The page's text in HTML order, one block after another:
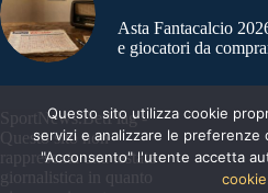
Asta Fantacalcio
e giocatori da
SportNews.BetFlag -
Questo sito non
rappresenta una testata
giornalistica in quanto
Questo sito utilizza cookie
servizi e analizzare le preferenze
"Acconsento" l'utente accetta